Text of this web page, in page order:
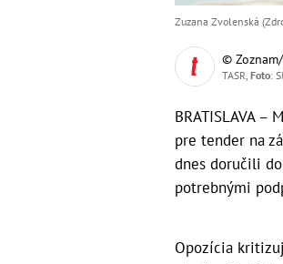
Zuzana Zvolenská
© Zoznam/
TASR, Foto:
BRATISLAVA –
pre tender na
dnes doručili
potrebnými
Opozícia